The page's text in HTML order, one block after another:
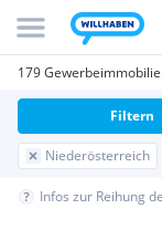
179
Niederösterreich
Filtern
Infos zur Reihung